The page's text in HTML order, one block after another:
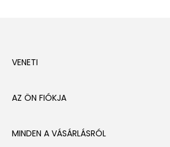
VENETI
AZ ÖN FIÓKJA
MINDEN A VÁSÁRLÁSRÓL